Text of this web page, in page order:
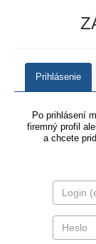
Prihlásenie
Po prihlásení
firemný profil
a chcete